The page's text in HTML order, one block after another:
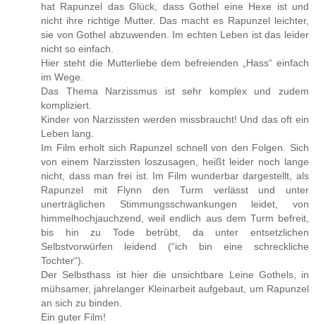
hat Rapunzel das Glück, dass Gothel eine Hexe ist und
nicht ihre richtige Mutter. Das macht es Rapunzel leichter,
sie von Gothel abzuwenden. Im echten Leben ist das leider
nicht so einfach.
Hier steht die Mutterliebe dem befreienden „Hass“ einfach
im Wege.
Das Thema Narzissmus ist sehr komplex und zudem
kompliziert.
Kinder von Narzissten werden missbraucht! Und das oft ein
Leben lang.
Im Film erholt sich Rapunzel schnell von den Folgen. Sich
von einem Narzissten loszusagen, heißt leider noch lange
nicht, dass man frei ist. Im Film wunderbar dargestellt, als
Rapunzel mit Flynn den Turm verlässt und unter
unerträglichen Stimmungsschwankungen leidet, von
himmelhochjauchzend, weil endlich aus dem Turm befreit,
bis hin zu Tode betrübt, da unter entsetzlichen
Selbstvorwürfen leidend (“ich bin eine schreckliche
Tochter“).
Der Selbsthass ist hier die unsichtbare Leine Gothels, in
mühsamer, jahrelanger Kleinarbeit aufgebaut, um Rapunzel
an sich zu binden.
Ein guter Film!